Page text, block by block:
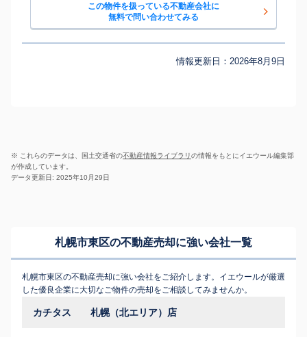
この物件を扱っている不動産会社に
無料で問い合わせてみる
情報更新日： 2026年8月9日
※ これらのデータは、国土交通省の不動産情報ライブラリの情報をもとにイエウール編集部
が作成しています。
データ更新日: 2025年10月29日
札幌市東区の不動産売却に強い会社一覧
札幌市東区の不動産売却に強い会社をご紹介します。イエウールが厳選
した優良企業に大切なご物件の売却をご相談してみませんか。
カチタス 札幌（北エリア）店